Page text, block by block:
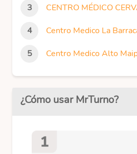
CENTRO MÉDICO
Centro Medico La
Centro Medico Alto
¿Cómo usar MrTurno?